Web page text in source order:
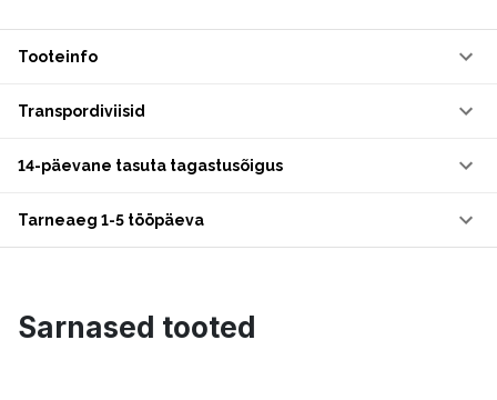
Tooteinfo
Transpordiviisid
14-päevane tasuta tagastusõigus
Tarneaeg 1-5 tööpäeva
Sarnased tooted